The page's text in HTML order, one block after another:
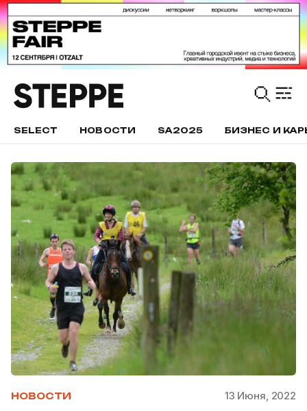
SELECT НОВОСТИ SA2025 БИЗНЕС И
НОВОСТИ 13 Июня, 2022